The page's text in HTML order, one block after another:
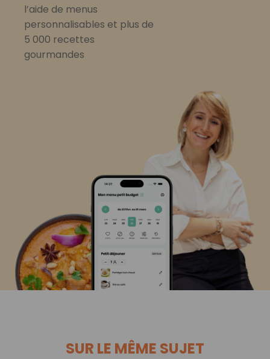
l’aide de menus
personnalisables et plus de
5 000 recettes
gourmandes
SUR LE MÊME SUJET